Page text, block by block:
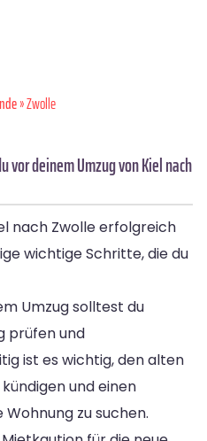
» Zwolle
vor deinem Umzug von Kiel nach
nach Zwolle erfolgreich
wichtige Schritte, die du
Umzug solltest du
prüfen und
ist es wichtig, den alten
und einen
zu suchen.